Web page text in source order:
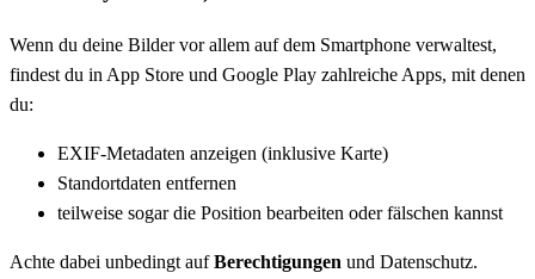
Wenn du deine Bilder vor allem auf dem Smartphone verwaltest,
findest du in App Store und Google Play zahlreiche Apps, mit denen
du:
EXIF-Metadaten anzeigen (inklusive Karte)
Standortdaten entfernen
teilweise sogar die Position bearbeiten oder fälschen kannst
Achte dabei unbedingt aufBerechtigungen und Datenschutz.